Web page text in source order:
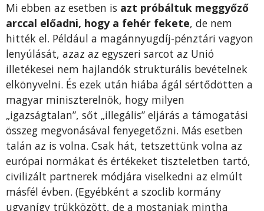
Mi ebben az esetben is azt próbáltuk meggyőző
arccal előadni, hogy a fehér fekete, de nem
hitték el. Például a magánnyugdíj-pénztári vagyon
lenyúlását, azaz az egyszeri sarcot az Unió
illetékesei nem hajlandók strukturális bevételnek
elkönyvelni. És ezek után hiába ágál sértődötten a
magyar miniszterelnök, hogy milyen
„igazságtalan”, sőt „illegális” eljárás a támogatási
összeg megvonásával fenyegetőzni. Más esetben
talán az is volna. Csak hát, tetszettünk volna az
európai normákat és értékeket tiszteletben tartó,
civilizált partnerek módjára viselkedni az elmúlt
másfél évben. (Egyébként a szoclib kormány
ugyanígy trükközött, de a mostaniak mintha